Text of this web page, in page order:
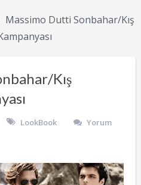
Massimo Dutti Sonbahar/Kış
Kış
LookBook
Yorum